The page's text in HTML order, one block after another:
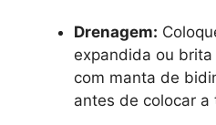
Drenagem:
expandida ou
com manta de
antes de colocar a